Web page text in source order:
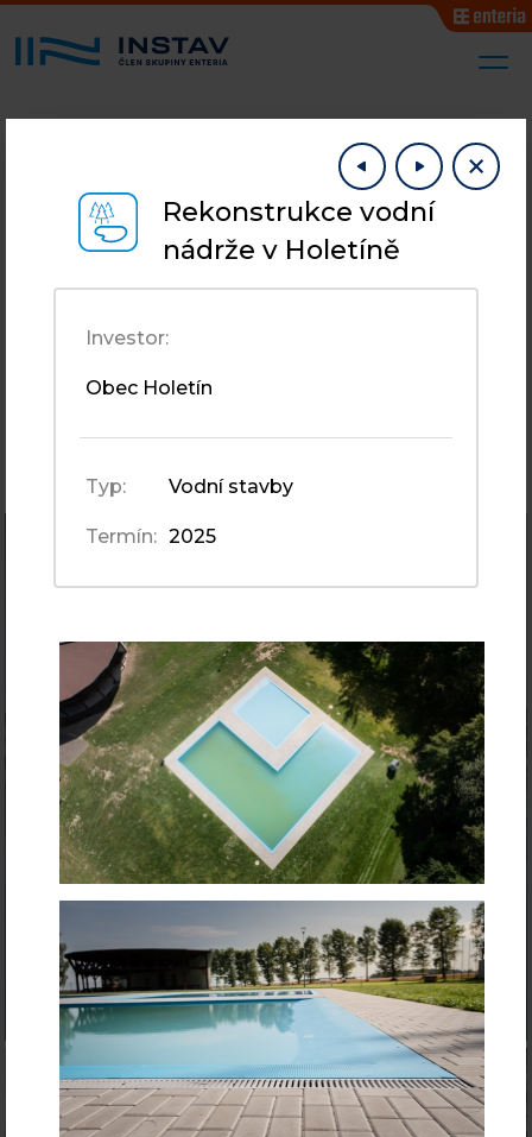
OBLAST 1
Oblast 1
Rekonstrukce vodní nádrže v Holetíně
Rekonstrukce vodní
nádrže v Holetíně
Investor:
Obec Holetín
Typ: Vodní stavby
Termín: 2025